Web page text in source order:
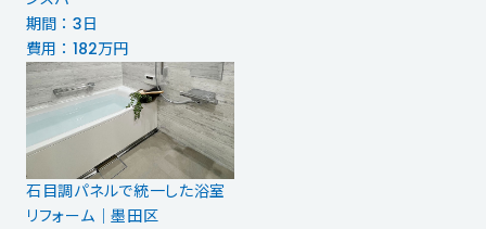
期間 ： 3日
費用 ： 182万円
石目調パネルで統一した浴室
リフォーム｜墨田区